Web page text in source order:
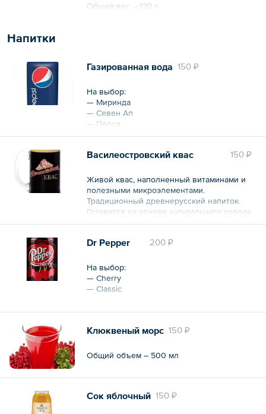
Общий вес – 120 г
Напитки
150 ₽
Газированная вода
На выбор:
— Миринда
— Севен Ап
— Пепси
Объем: 330 мл
150 ₽
Василеостровский квас
Живой квас, наполненный витаминами и
полезными микроэлементами.
Традиционный древнерусский напиток.
Готовится на основе натурального солода,
дрожжей и сахара.
Общий объем – 500 мл
200 ₽
Dr Pepper
На выбор:
— Cherry
— Classic
150 ₽
Клюквеный морс
Общий объем – 500 мл
150 ₽
Сок яблочный